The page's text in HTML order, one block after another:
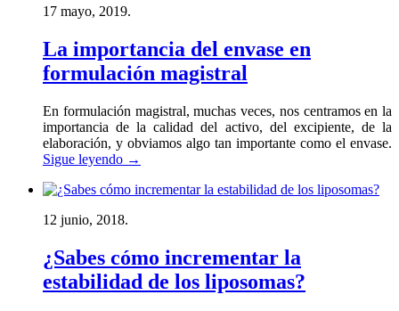
17 mayo, 2019.
La importancia del envase en
formulación magistral
En formulación magistral, muchas veces, nos centramos en la
importancia de la calidad del activo, del excipiente, de la
elaboración, y obviamos algo tan importante como el envase.
Sigue leyendo →
12 junio, 2018.
¿Sabes cómo incrementar la
estabilidad de los liposomas?